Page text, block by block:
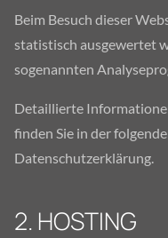
Beim Besuch dieser
statistisch ausgewertet
sogenannten
Detaillierte
finden Sie in der
Datenschutzerklärung.
2. HOSTING